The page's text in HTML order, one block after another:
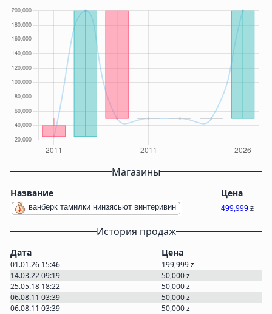
Магазины
Название Цена
ванберк тамилки нинзясьют винтеривин 499,999 ƶ
История продаж
Дата Цена
01.01.26 15:46 199,999ƶ
14.03.22 09:19
50,000ƶ
25.05.18 18:22
50,000ƶ
06.08.11 03:39
50,000ƶ
06.08.11 03:39
50,000ƶ